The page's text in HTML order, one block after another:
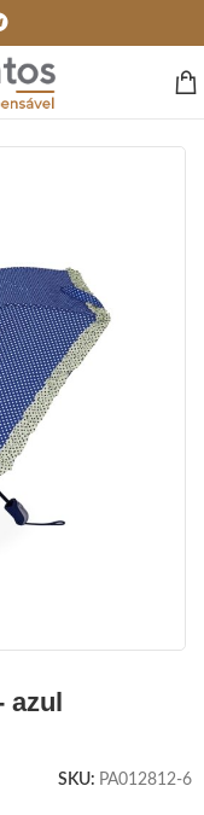
azul
SKU: PA012812-6